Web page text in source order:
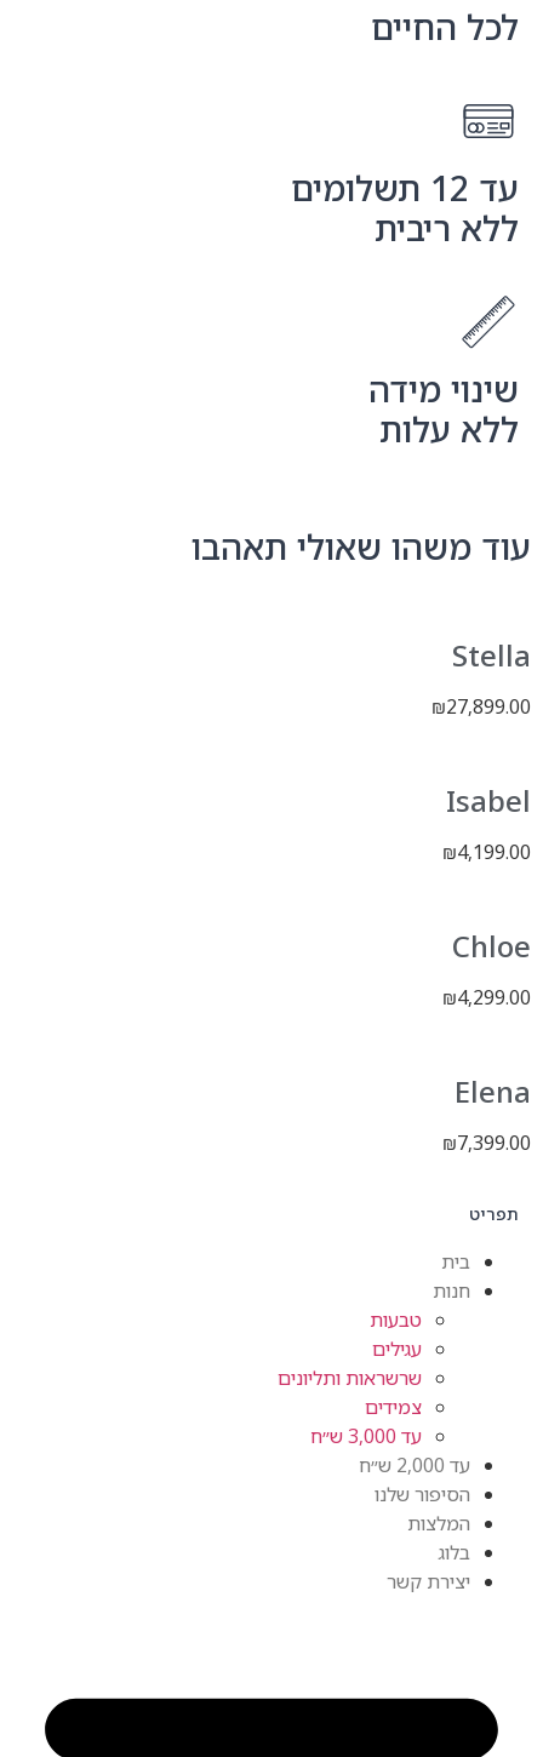
לכל החיים
עד 12 תשלומים
ללא ריבית
שינוי מידה
ללא עלות
עוד משהו שאולי תאהבו
Stella
₪27,899.00
Isabel
₪4,199.00
Chloe
₪4,299.00
Elena
₪7,399.00
תפריט
בית
חנות
טבעות
עגילים
שרשראות ותליונים
צמידים
עד 3,000 ש״ח
עד 2,000 ש״ח
הסיפור שלנו
המלצות
בלוג
יצירת קשר